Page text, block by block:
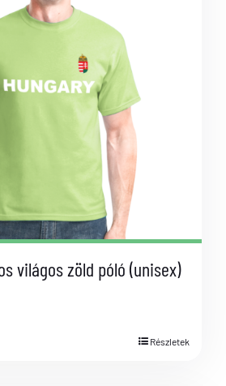
világos zöld póló (unisex)
Részletek